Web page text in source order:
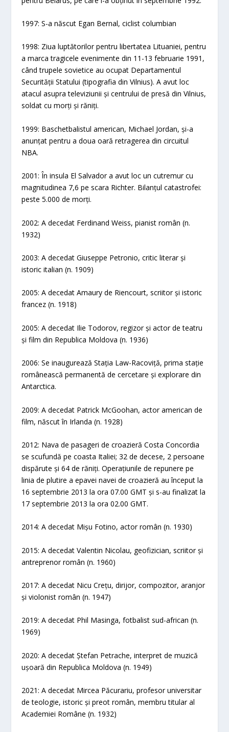
1997: S-a născut Egan Bernal, ciclist columbian
1998: Ziua luptătorilor pentru libertatea Lituaniei, pentru
a marca tragicele evenimente din 11-13 februarie 1991,
când trupele sovietice au ocupat Departamentul
Securității Statului (tipografia din Vilnius). A avut loc
atacul asupra televiziunii și centrului de presă din Vilnius,
soldat cu morți și răniți.
1999: Baschetbalistul american, Michael Jordan, și-a
anunțat pentru a doua oară retragerea din circuitul
NBA.
2001: În insula El Salvador a avut loc un cutremur cu
magnitudinea 7,6 pe scara Richter. Bilanțul catastrofei:
peste 5.000 de morți.
2002: A decedat Ferdinand Weiss, pianist român (n.
1932)
2003: A decedat Giuseppe Petronio, critic literar și
istoric italian (n. 1909)
2005: A decedat Amaury de Riencourt, scriitor și istoric
francez (n. 1918)
2005: A decedat Ilie Todorov, regizor și actor de teatru
și film din Republica Moldova (n. 1936)
2006: Se inaugurează Stația Law-Racoviță, prima stație
românească permanentă de cercetare și explorare din
Antarctica.
2009: A decedat Patrick McGoohan, actor american de
film, născut în Irlanda (n. 1928)
2012: Nava de pasageri de croazieră Costa Concordia
se scufundă pe coasta Italiei; 32 de decese, 2 persoane
dispărute și 64 de răniți. Operațiunile de repunere pe
linia de plutire a epavei navei de croazieră au început la
16 septembrie 2013 la ora 07.00 GMT și s-au finalizat la
17 septembrie 2013 la ora 02.00 GMT.
2014: A decedat Mișu Fotino, actor român (n. 1930)
2015: A decedat Valentin Nicolau, geofizician, scriitor și
antreprenor român (n. 1960)
2017: A decedat Nicu Crețu, dirijor, compozitor, aranjor
și violonist român (n. 1947)
2019: A decedat Phil Masinga, fotbalist sud-african (n.
1969)
2020: A decedat Ștefan Petrache, interpret de muzică
ușoară din Republica Moldova (n. 1949)
2021: A decedat Mircea Păcurariu, profesor universitar
de teologie, istoric și preot român, membru titular al
Academiei Române (n. 1932)